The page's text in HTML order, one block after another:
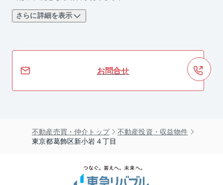
さらに詳細を表示
お問合せ
不動産売買・仲介トップ
不動産投資・収益物件
東京都葛飾区新小岩４丁目